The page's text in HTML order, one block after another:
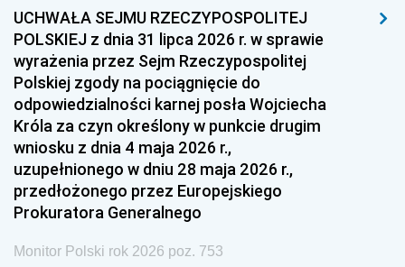
1996 1995 1994
1993 1992 1991
1990 1989
1987 1986 1985
1984 1983
1981 1980 1979
1978 1977
1975 1974
UCHWAŁA SEJMU RZECZYPOSPOLITEJ
POLSKIEJ z dnia 31 lipca 2026 r. w sprawie
wyrażenia przez Sejm Rzeczypospolitej
Polskiej zgody na pociągnięcie do
odpowiedzialności karnej posła Wojciecha
Króla za czyn określony w punkcie drugim
wniosku z dnia 4 maja 2026 r.,
uzupełnionego w dniu 28 maja 2026 r.,
przedłożonego przez Europejskiego
Prokuratora Generalnego
Monitor Polski rok 2026 poz. 753